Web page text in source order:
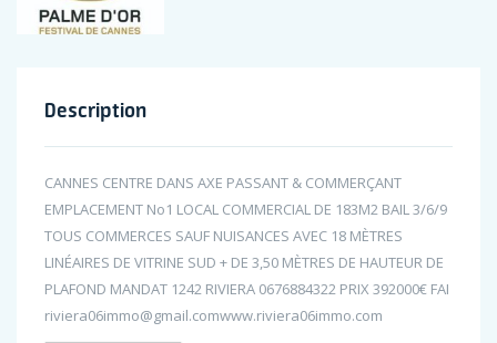
Description
CANNES CENTRE DANS AXE PASSANT & COMMERÇANT
EMPLACEMENT No1 LOCAL COMMERCIAL DE 183M2 BAIL 3/6/9
TOUS COMMERCES SAUF NUISANCES AVEC 18 MÈTRES
LINÉAIRES DE VITRINE SUD + DE 3,50 MÈTRES DE HAUTEUR DE
PLAFOND MANDAT 1242 RIVIERA 0676884322 PRIX 392000€ FAI
riviera06immo@gmail.comwww.riviera06immo.com